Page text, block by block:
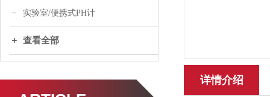
实验室/便携式PH计
查看全部
详情介绍